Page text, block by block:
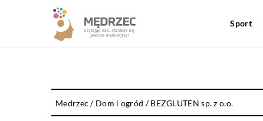
Sport
Medrzec / Dom i ogród /BEZGLUTEN sp. z o.o.